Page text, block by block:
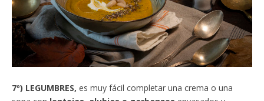
7º) LEGUMBRES, es muy fácil completar una crema o una